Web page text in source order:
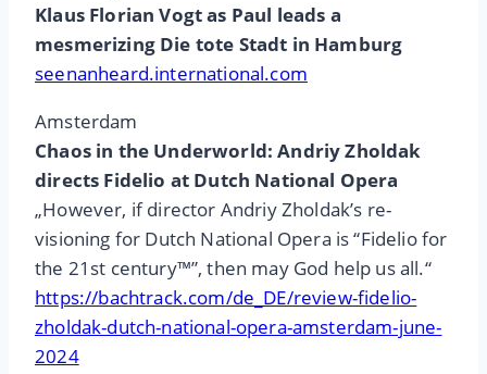
Klaus Florian Vogt as Paul leads a
mesmerizing Die tote Stadt in Hamburg
seenanheard.international.com
Amsterdam
Chaos in the Underworld: Andriy Zholdak
directs Fidelio at Dutch National Opera
„However, if director Andriy Zholdak’s re-
visioning for Dutch National Opera is “Fidelio for
the 21st century™”, then may God help us all.“
https://bachtrack.com/de_DE/review-fidelio-
zholdak-dutch-national-opera-amsterdam-june-
2024